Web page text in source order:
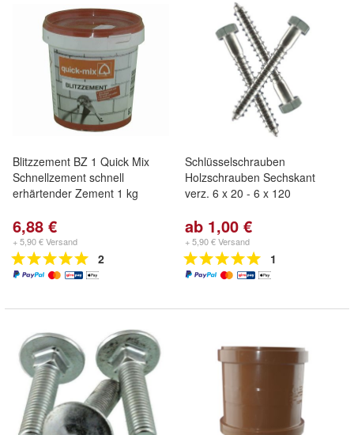
Blitzzement BZ 1 Quick Mix
Schnellzement schnell
erhärtender Zement 1 kg
6,88 €
+ 5,90 € Versand
2
Schlüsselschrauben
Holzschrauben Sechskant
verz. 6 x 20 - 6 x 120
ab 1,00 €
+ 5,90 € Versand
1